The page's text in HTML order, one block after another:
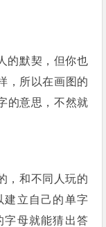
的默契，但你也
，所以在画图的
的意思，不然就
，和不同人玩的
建立自己的单字
字母就能猜出答